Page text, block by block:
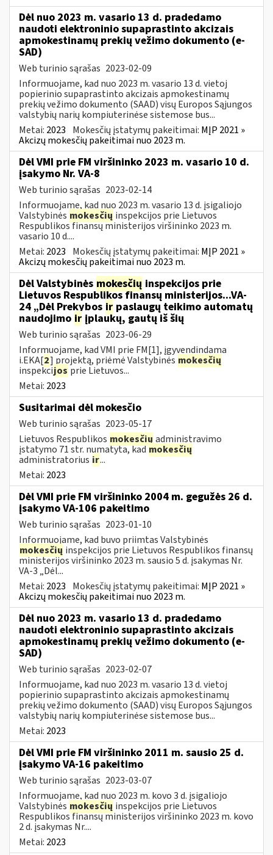
Dėl nuo 2023 m. vasario 13 d. pradedamo
naudoti elektroninio supaprastinto akcizais
apmokestinamų prekių vežimo dokumento (e-
SAD)
Web turinio sąrašas 2023-02-09
Informuojame, kad nuo 2023 m. vasario 13 d. vietoj
popierinio supaprastinto akcizais apmokestinamų
prekių vežimo dokumento (SAAD) visų Europos Sąjungos
valstybių narių kompiuterinėse sistemose bus...
Metai: 2023 Mokesčių įstatymų pakeitimai: MĮP 2021 »
Akcizų mokesčių pakeitimai nuo 2023 m.
Dėl VMI prie FM viršininko 2023 m. vasario 10 d.
įsakymo Nr. VA-8
Web turinio sąrašas 2023-02-14
Informuojame, kad nuo 2023 m. vasario 13 d. įsigaliojo
Valstybinės mokesčių inspekcijos prie Lietuvos
Respublikos finansų ministerijos viršininko 2023 m.
vasario 10 d....
Metai: 2023 Mokesčių įstatymų pakeitimai: MĮP 2021 »
Akcizų mokesčių pakeitimai nuo 2023 m.
Dėl Valstybinės mokesčių inspekcijos prie
Lietuvos Respublikos finansų ministerijos...VA-
24 „Dėl Prekybos ir paslaugų teikimo automatų
naudojimo ir įplaukų, gautų iš šių
Web turinio sąrašas 2023-06-29
Informuojame, kad VMI prie FM[1], įgyvendindama
i.EKA[2] projektą, priėmė Valstybinės mokesčių
inspekcijos prie Lietuvos...
Metai: 2023
Susitarimai dėl mokesčio
Web turinio sąrašas 2023-05-17
Lietuvos Respublikos mokesčių administravimo
įstatymo 71 str. numatyta, kadmokesčių
administratorius ir...
Metai: 2023
Dėl VMI prie FM viršininko 2004 m. gegužės 26 d.
įsakymo VA-106 pakeitimo
Web turinio sąrašas 2023-01-10
Informuojame, kad buvo priimtas Valstybinės
mokesčių inspekcijos prie Lietuvos Respublikos finansų
ministerijos viršininko 2023 m. sausio 5 d. įsakymas Nr.
VA-3 „Dėl...
Metai: 2023 Mokesčių įstatymų pakeitimai: MĮP 2021 »
Akcizų mokesčių pakeitimai nuo 2023 m.
Dėl nuo 2023 m. vasario 13 d. pradedamo
naudoti elektroninio supaprastinto akcizais
apmokestinamų prekių vežimo dokumento (e-
SAD)
Web turinio sąrašas 2023-02-07
Informuojame, kad nuo 2023 m. vasario 13 d. vietoj
popierinio supaprastinto akcizais apmokestinamų
prekių vežimo dokumento (SAAD) visų Europos Sąjungos
valstybių narių kompiuterinėse sistemose bus...
Metai: 2023
Dėl VMI prie FM viršininko 2011 m. sausio 25 d.
įsakymo VA-16 pakeitimo
Web turinio sąrašas 2023-03-07
Informuojame, kad nuo 2023 m. kovo 3 d. įsigaliojo
Valstybinės mokesčių inspekcijos prie Lietuvos
Respublikos finansų ministerijos viršininko 2023 m. kovo
2 d. įsakymas Nr....
Metai: 2023